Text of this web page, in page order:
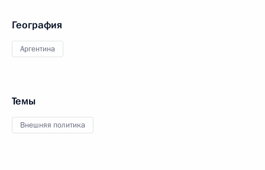
География
Аргентина
Темы
Внешняя политика